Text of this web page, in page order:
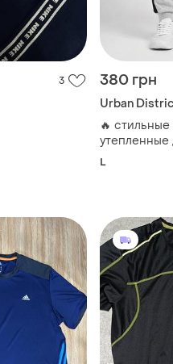
3 380 грн
Urban
🔥
утепленные
district с
L